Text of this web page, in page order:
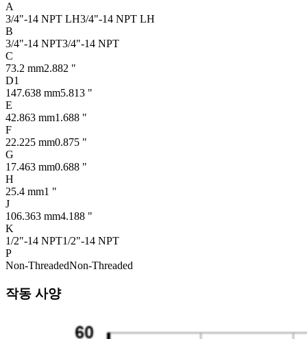
A
3/4"-14 NPT LH3/4"-14 NPT LH
B
3/4"-14 NPT3/4"-14 NPT
C
73.2 mm2.882 "
D1
147.638 mm5.813 "
E
42.863 mm1.688 "
F
22.225 mm0.875 "
G
17.463 mm0.688 "
H
25.4 mm1 "
J
106.363 mm4.188 "
K
1/2"-14 NPT1/2"-14 NPT
P
Non-ThreadedNon-Threaded
작동 사양